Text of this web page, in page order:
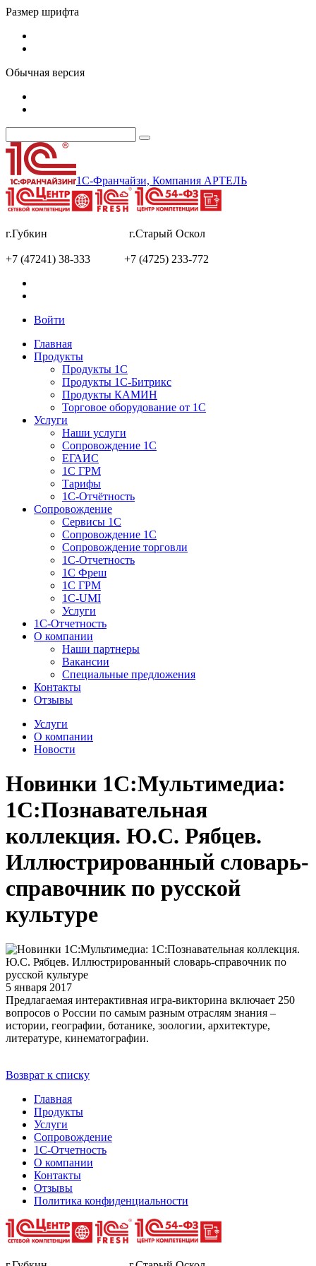
Размер шрифта
Обычная версия
1С-Франчайзи, Компания АРТЕЛЬ
г.Губкин г.Старый Оскол
+7 (47241) 38-333 +7 (4725) 233-772
Войти
Главная
Продукты
Продукты 1С
Продукты 1С-Битрикс
Продукты КАМИН
Торговое оборудование от 1С
Услуги
Наши услуги
Сопровождение 1С
ЕГАИС
1С ГРМ
Тарифы
1С-Отчётность
Сопровождение
Сервисы 1С
Сопровождение 1С
Сопровождение торговли
1С-Отчетность
1С Фреш
1С ГРМ
1C-UMI
Услуги
1С-Отчетность
О компании
Наши партнеры
Вакансии
Специальные предложения
Контакты
Отзывы
Услуги
О компании
Новости
Новинки 1С:Мультимедиа:
1С:Познавательная
коллекция. Ю.С. Рябцев.
Иллюстрированный словарь-
справочник по русской
культуре
5 января 2017
Предлагаемая интерактивная игра-викторина включает 250
вопросов о России по самым разным отраслям знания –
истории, географии, ботанике, зоологии, архитектуре,
литературе, кинематографии.
Возврат к списку
Главная
Продукты
Услуги
Сопровождение
1С-Отчетность
О компании
Контакты
Отзывы
Политика конфиденциальности